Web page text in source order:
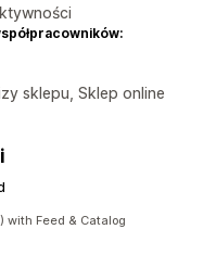
sklepu, Sklep online
with Feed & Catalog